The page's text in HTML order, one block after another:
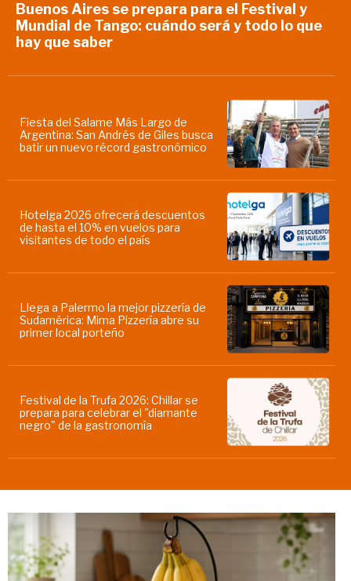
Buenos Aires se prepara para el Festival y
Mundial de Tango: cuándo será y todo lo que
hay que saber
Fiesta del Salame Más Largo de
Argentina: San Andrés de Giles busca
batir un nuevo récord gastronómico
Hotelga 2026 ofrecerá descuentos
de hasta el 10% en vuelos para
visitantes de todo el país
Llega a Palermo la mejor pizzería de
Sudamérica: Mima Pizzería abre su
primer local porteño
Festival de la Trufa 2026: Chillar se
prepara para celebrar el "diamante
negro" de la gastronomía